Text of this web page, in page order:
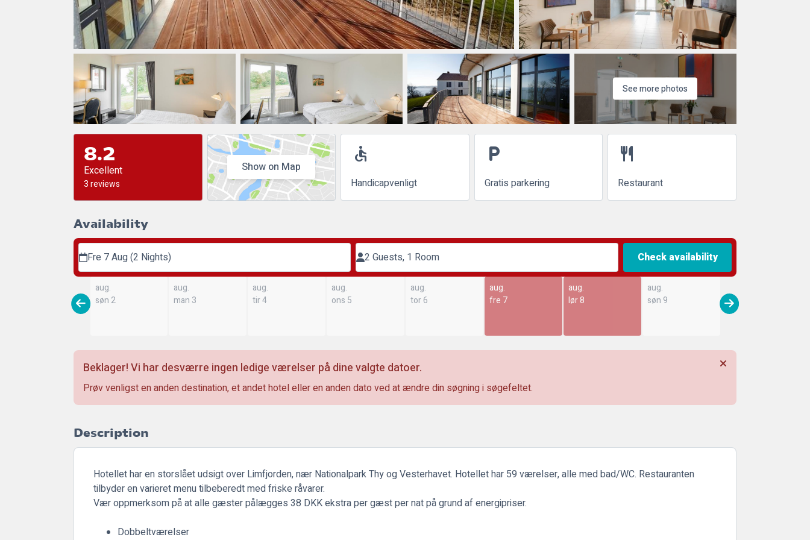
See more photos
8.2
Excellent
3 reviews
Show on Map
accessible
Handicapvenligt
local_parking
Gratis parkering
restaurant
Restaurant
Availability
Fre 7 Aug (2 Nights) 2 Guests, 1 Room Check availability
aug.
søn 2
aug.
man 3
aug.
tir 4
aug.
ons 5
aug.
tor 6
aug.
fre 7
aug.
lør 8
aug.
søn 9
Beklager! Vi har desværre ingen ledige værelser på dine valgte datoer.
Prøv venligst en anden destination, et andet hotel eller en anden dato ved at ændre din søgning i søgefeltet.
Description
Hotellet har en storslået udsigt over Limfjorden, nær Nationalpark Thy og Vesterhavet. Hotellet har 59 værelser, alle med bad/WC. Restauranten
tilbyder en varieret menu tilbeberedt med friske råvarer.
Vær oppmerksom på at alle gæster pålægges 38 DKK ekstra per gæst per nat på grund af energipriser.
Dobbeltværelser